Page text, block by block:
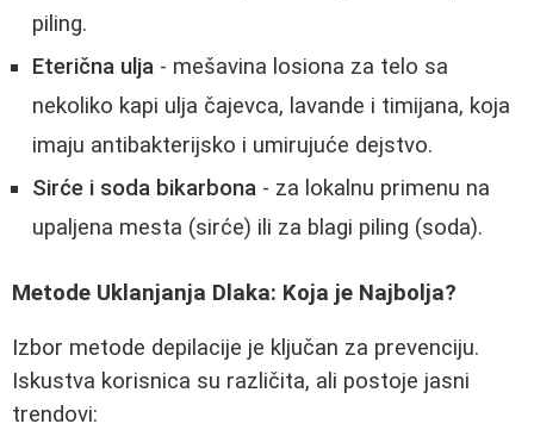
piling.
Eterična ulja - mešavina losiona za telo sa
nekoliko kapi ulja čajevca, lavande i timijana, koja
imaju antibakterijsko i umirujuće dejstvo.
Sirće i soda bikarbona - za lokalnu primenu na
upaljena mesta (sirće) ili za blagi piling (soda).
Metode Uklanjanja Dlaka: Koja je Najbolja?
Izbor metode depilacije je ključan za prevenciju.
Iskustva korisnica su različita, ali postoje jasni
trendovi: